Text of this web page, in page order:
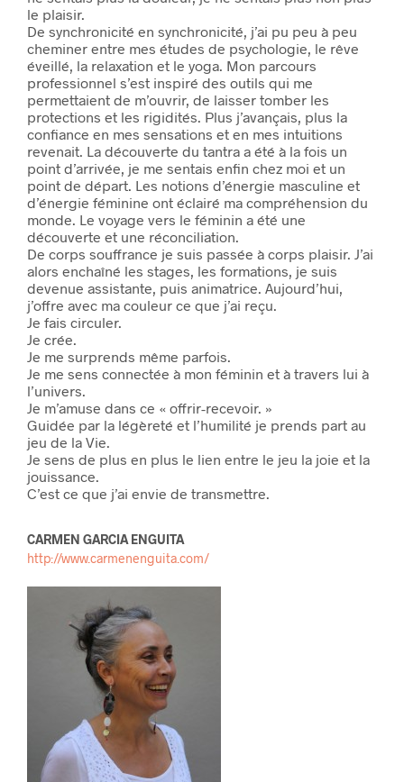
le plaisir.
De synchronicité en synchronicité, j’ai pu peu à peu
cheminer entre mes études de psychologie, le rêve
éveillé, la relaxation et le yoga. Mon parcours
professionnel s’est inspiré des outils qui me
permettaient de m’ouvrir, de laisser tomber les
protections et les rigidités. Plus j’avançais, plus la
confiance en mes sensations et en mes intuitions
revenait. La découverte du tantra a été à la fois un
point d’arrivée, je me sentais enfin chez moi et un
point de départ. Les notions d’énergie masculine et
d’énergie féminine ont éclairé ma compréhension du
monde. Le voyage vers le féminin a été une
découverte et une réconciliation.
De corps souffrance je suis passée à corps plaisir. J’ai
alors enchaîné les stages, les formations, je suis
devenue assistante, puis animatrice. Aujourd’hui,
j’offre avec ma couleur ce que j’ai reçu.
Je fais circuler.
Je crée.
Je me surprends même parfois.
Je me sens connectée à mon féminin et à travers lui à
l’univers.
Je m’amuse dans ce « offrir-recevoir. »
Guidée par la légèreté et l’humilité je prends part au
jeu de la Vie.
Je sens de plus en plus le lien entre le jeu la joie et la
jouissance.
C’est ce que j’ai envie de transmettre.
CARMEN GARCIA ENGUITA
http://www.carmenenguita.com/